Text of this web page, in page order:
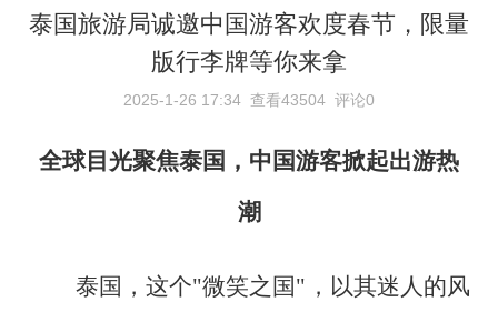
泰国旅游局诚邀中国游客欢度春节，限量
版行李牌等你来拿
2025-1-26 17:34 查看43504 评论0
全球目光聚焦泰国，中国游客掀起出游热
潮
泰国，这个"微笑之国"，以其迷人的风